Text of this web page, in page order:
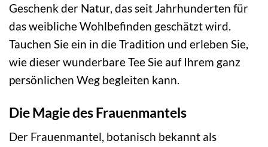
Geschenk der Natur, das seit Jahrhunderten für
das weibliche Wohlbefinden geschätzt wird.
Tauchen Sie ein in die Tradition und erleben Sie,
wie dieser wunderbare Tee Sie auf Ihrem ganz
persönlichen Weg begleiten kann.
Die Magie des Frauenmantels
Der Frauenmantel, botanisch bekannt als